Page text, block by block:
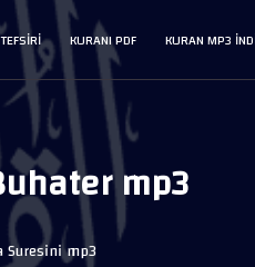
KURAN MP3
KURANI PDF
TEFSIRI
mp3
Suresini mp3